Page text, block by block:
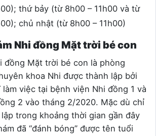
thứ bảy (từ 8h00 – 11h00 và từ
chủ nhật (từ 8h00 – 11h00)
Nhi đồng Mặt trời bé con
đồng Mặt trời bé con là phòng
khoa Nhi được thành lập bởi
việc tại bệnh viện Nhi đồng 1 và
2 vào tháng 2/2020. Mặc dù chỉ
trong khoảng thời gian gần đây
đã “đánh bóng” được tên tuổi